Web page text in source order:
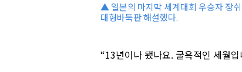
▲ 일본의 마지막 세계대회 우승자 장
대형바둑판 해설했다.
“13년이나 됐나요. 굴욕적인 세월입